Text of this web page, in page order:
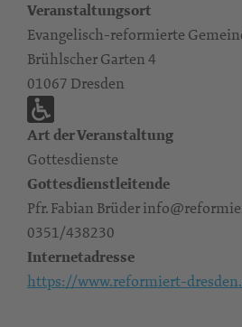
Veranstaltungsort
Evangelisch-reformierte
Brühlscher Garten 4
01067 Dresden
Art der Veranstaltung
Gottesdienste
Gottesdienstleitende
Pfr. Fabian Brüder
0351/438230
Internetadresse
https://www.reformiert-